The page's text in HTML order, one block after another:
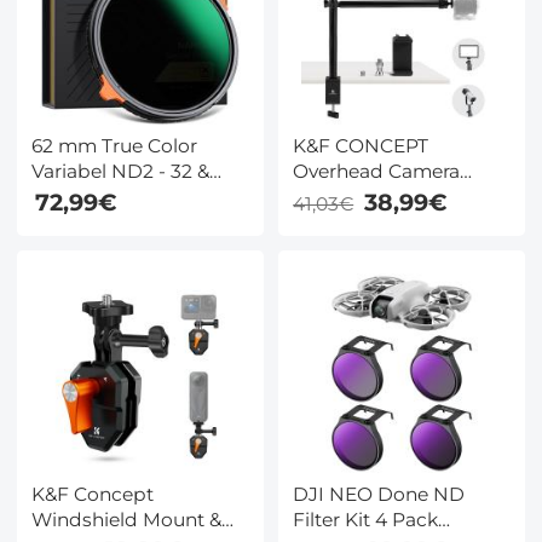
62 mm True Color
Variabel ND2 - 32 &
CPL Circulair
Polariserend Lens
Nano Xcel Serie
72,99€
K&F CONCEPT
Overhead Camera
Mount Stand met 2-
delige telescopische
verstelbare
bureaustandaard met
telefoonhouder, C-
klembevestiging voor
DSLR-camera, telefoon,
webcam, microfoon en
ringlamp
41,03€ 38,99€
K&F Concept
Windshield Mount &
DJI NEO Done ND
Filter Kit 4 Pack